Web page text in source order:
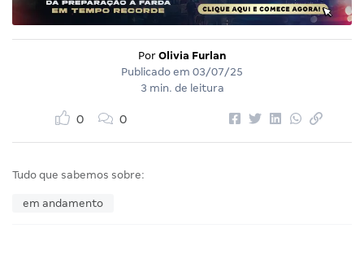
Por Olivia Furlan
Publicado em 03/07/25
3 min. de leitura
0 0
Tudo que sabemos sobre:
em andamento